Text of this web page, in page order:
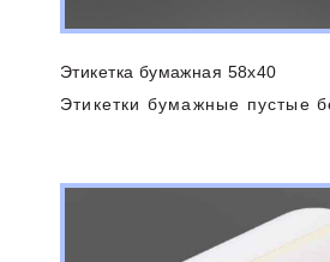
Этикетка бумажная 58х40
Этикетки бумажные пустые